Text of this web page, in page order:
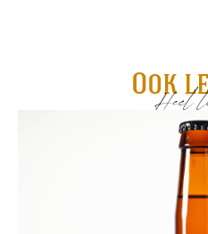
Ook
Heel